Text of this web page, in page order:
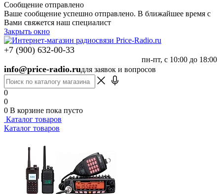
Сообщение отправлено
Ваше сообщение успешно отправлено. В ближайшее время с
Вами свяжется наш специалист
Закрыть окно
+7 (900) 632-00-33
пн-пт, с 10:00 до 18:00
info@price-radio.ruдля заявок и вопросов
0
0
0 В корзине пока пусто
Каталог товаров
Каталог товаров